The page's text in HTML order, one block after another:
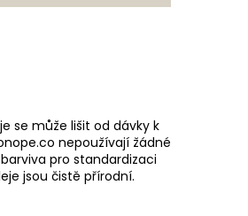
se může lišit od dávky k
nepoužívají žádné
pro standardizaci
jsou čistě přírodní.